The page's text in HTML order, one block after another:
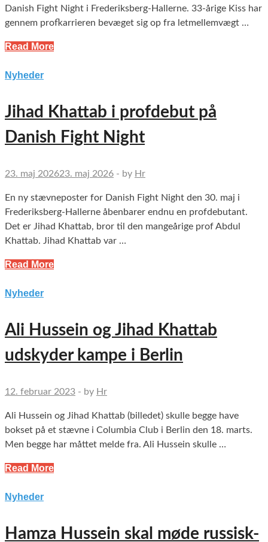
Danish Fight Night i Frederiksberg-Hallerne. 33-årige Kiss har
gennem profkarrieren bevæget sig op fra letmellemvægt …
Read More
Nyheder
Jihad Khattab i profdebut på
Danish Fight Night
23. maj 202623. maj 2026 - by Hr
En ny stævneposter for Danish Fight Night den 30. maj i
Frederiksberg-Hallerne åbenbarer endnu en profdebutant.
Det er Jihad Khattab, bror til den mangeårige prof Abdul
Khattab. Jihad Khattab var …
Read More
Nyheder
Ali Hussein og Jihad Khattab
udskyder kampe i Berlin
12. februar 2023 - by Hr
Ali Hussein og Jihad Khattab (billedet) skulle begge have
bokset på et stævne i Columbia Club i Berlin den 18. marts.
Men begge har måttet melde fra. Ali Hussein skulle …
Read More
Nyheder
Hamza Hussein skal møde russisk-